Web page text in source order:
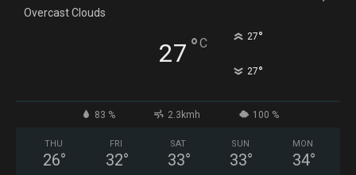
Overcast Clouds
27 °C 27°
27°
83 % 2.3kmh 100 %
THU
26°
FRI
32°
SAT
33°
SUN
33°
MON
34°